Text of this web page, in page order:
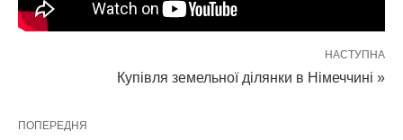
НАСТУПНА
Купівля земельної ділянки в Німеччині »
ПОПЕРЕДНЯ